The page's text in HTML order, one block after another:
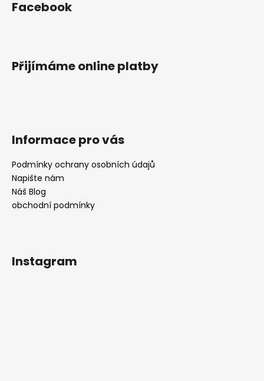
Facebook
Přijímáme online platby
Informace pro vás
Podmínky ochrany osobních údajů
Napište nám
Náš Blog
obchodní podmínky
Instagram